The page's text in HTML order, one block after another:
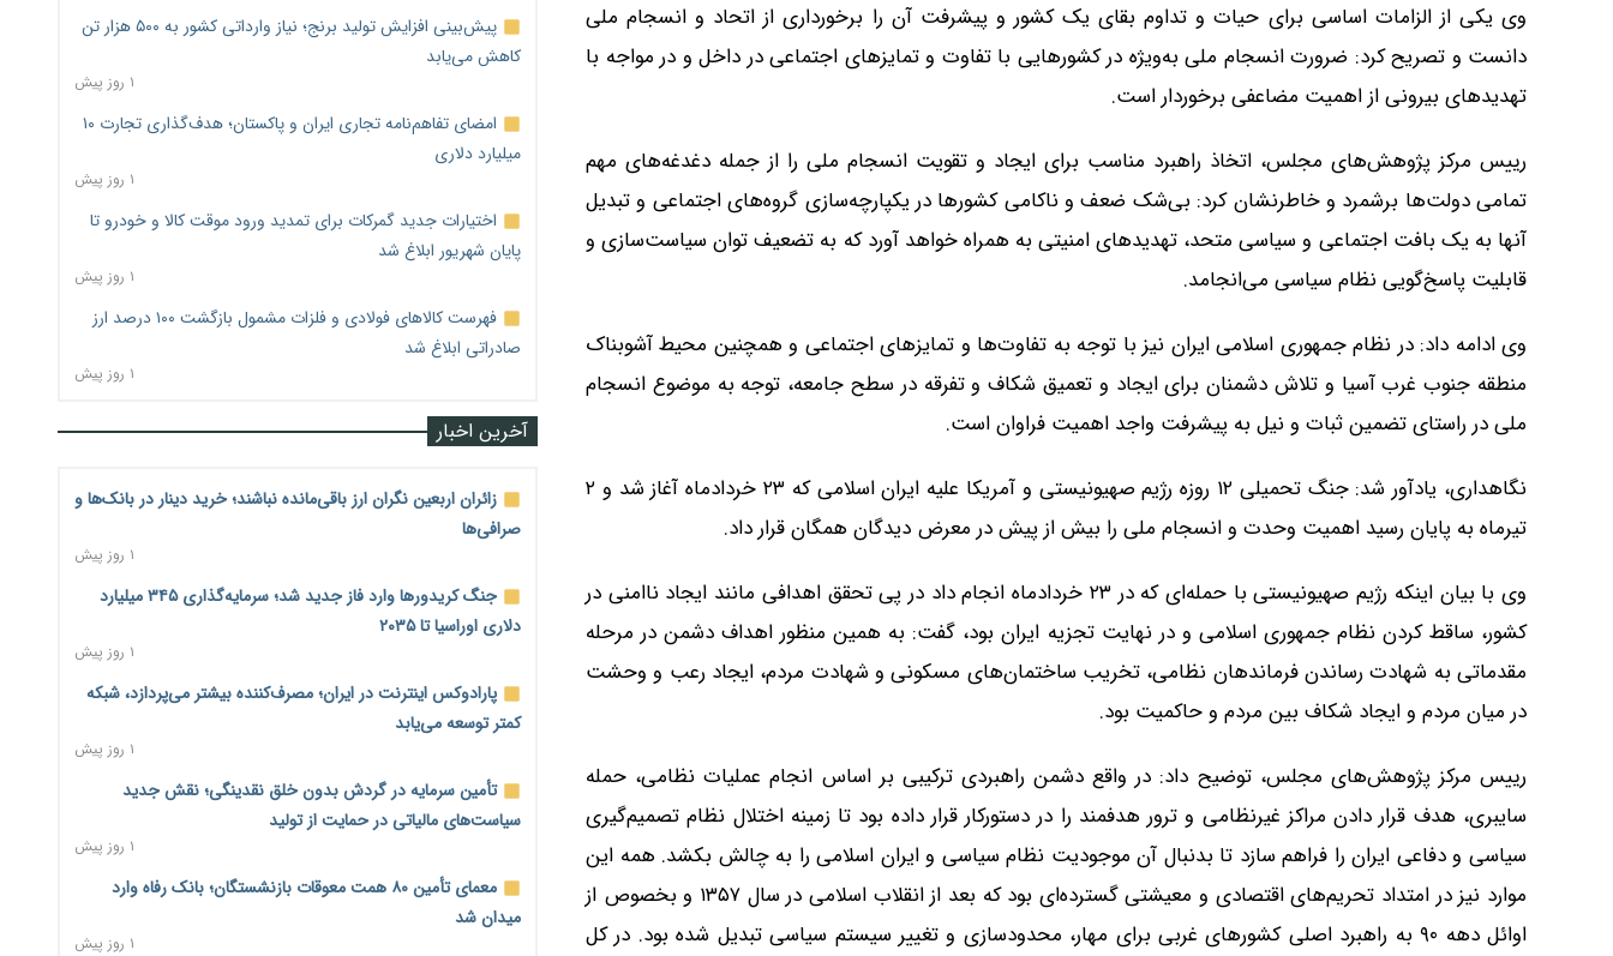
وی یکی از الزامات اساسی برای حیات و تداوم بقای یک کشور و پیشرفت آن را برخورداری از اتحاد و انسجام ملی
دانست و تصریح کرد: ضرورت انسجام ملی به‌ویژه در کشورهایی با تفاوت و تمایزهای اجتماعی در داخل و در مواجه با
تهدیدهای بیرونی از اهمیت مضاعفی برخوردار است.
رییس مرکز پژوهش‌های مجلس، اتخاذ راهبرد مناسب برای ایجاد و تقویت انسجام ملی را از جمله دغدغه‌های مهم
تمامی دولت‌ها برشمرد و خاطرنشان کرد: بی‌شک ضعف و ناکامی کشورها در یکپارچه‌سازی گروه‌های اجتماعی و تبدیل
آنها به یک بافت اجتماعی و سیاسی متحد، تهدیدهای امنیتی به همراه خواهد آورد که به تضعیف توان سیاست‌سازی و
قابلیت پاسخ‌گویی نظام سیاسی می‌انجامد.
وی ادامه داد: در نظام جمهوری اسلامی ایران نیز با توجه به تفاوت‌ها و تمایزهای اجتماعی و همچنین محیط آشوبناک
منطقه جنوب غرب آسیا و تلاش دشمنان برای ایجاد و تعمیق شکاف و تفرقه در سطح جامعه، توجه به موضوع انسجام
ملی در راستای تضمین ثبات و نیل به پیشرفت واجد اهمیت فراوان است.
نگاهداری، یادآور شد: جنگ تحمیلی ۱۲ روزه رژیم صهیونیستی و آمریکا علیه ایران اسلامی که ۲۳ خردادماه آغاز شد و ۲
تیرماه به پایان رسید اهمیت وحدت و انسجام ملی را بیش از پیش در معرض دیدگان همگان قرار داد.
وی با بیان اینکه رژیم صهیونیستی با حمله‌ای که در ۲۳ خردادماه انجام داد در پی تحقق اهدافی مانند ایجاد ناامنی در
کشور، ساقط کردن نظام جمهوری اسلامی و در نهایت تجزیه ایران بود، گفت: به همین منظور اهداف دشمن در مرحله
مقدماتی به شهادت رساندن فرماندهان نظامی، تخریب ساختمان‌های مسکونی و شهادت مردم، ایجاد رعب و وحشت
در میان مردم و ایجاد شکاف بین مردم و حاکمیت بود.
رییس مرکز پژوهش‌های مجلس، توضیح داد: در واقع دشمن راهبردی ترکیبی بر اساس انجام عملیات نظامی، حمله
سایبری، هدف قرار دادن مراکز غیرنظامی و ترور هدفمند را در دستورکار قرار داده بود تا زمینه اختلال نظام تصمیم‌گیری
سیاسی و دفاعی ایران را فراهم سازد تا بدنبال آن موجودیت نظام سیاسی و ایران اسلامی را به چالش بکشد. همه این
موارد نیز در امتداد تحریم‌های اقتصادی و معیشتی گسترده‌ای بود که بعد از انقلاب اسلامی در سال ۱۳۵۷ و بخصوص از
اوائل دهه ۹۰ به راهبرد اصلی کشورهای غربی برای مهار، محدودسازی و تغییر سیستم سیاسی تبدیل شده بود. در کل
پیش‌بینی افزایش تولید برنج؛ نیاز وارداتی کشور به ۵۰۰ هزار تن
کاهش می‌یابد
۱ روز پیش
امضای تفاهم‌نامه تجاری ایران و پاکستان؛ هدف‌گذاری تجارت ۱۰
میلیارد دلاری
۱ روز پیش
اختیارات جدید گمرکات برای تمدید ورود موقت کالا و خودرو تا
پایان شهریور ابلاغ شد
۱ روز پیش
فهرست کالاهای فولادی و فلزات مشمول بازگشت ۱۰۰ درصد ارز
صادراتی ابلاغ شد
۱ روز پیش
آخرین اخبار
زائران اربعین نگران ارز باقی‌مانده نباشند؛ خرید دینار در بانک‌ها و
صرافی‌ها
۱ روز پیش
جنگ کریدورها وارد فاز جدید شد؛ سرمایه‌گذاری ۳۴۵ میلیارد
دلاری اوراسیا تا ۲۰۳۵
۱ روز پیش
پارادوکس اینترنت در ایران؛ مصرف‌کننده بیشتر می‌پردازد، شبکه
کمتر توسعه می‌یابد
۱ روز پیش
تأمین سرمایه در گردش بدون خلق نقدینگی؛ نقش جدید
سیاست‌های مالیاتی در حمایت از تولید
۱ روز پیش
معمای تأمین ۸۰ همت معوقات بازنشستگان؛ بانک رفاه وارد
میدان شد
۱ روز پیش